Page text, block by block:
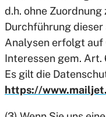
d.h. ohne Zuordnung
Durchführung
Analysen erfolgt
Interessen gem. Art.
Es gilt die
https://